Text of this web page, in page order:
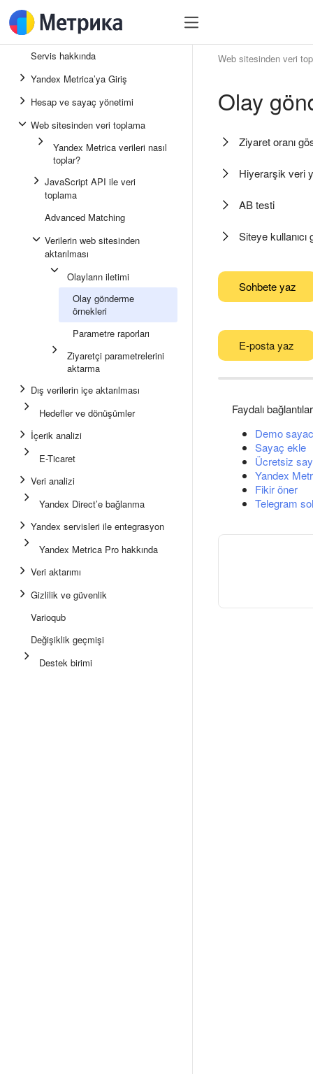
Servis hakkında
Yandex Metrica’ya Giriş
Hesap ve sayaç yönetimi
Web sitesinden veri toplama
Yandex Metrica verileri nasıl
toplar?
JavaScript API ile veri
toplama
Advanced Matching
Verilerin web sitesinden
aktarılması
Olayların iletimi
Olay gönderme
örnekleri
Parametre raporları
Ziyaretçi parametrelerini
aktarma
Dış verilerin içe aktarılması
Hedefler ve dönüşümler
İçerik analizi
E-Ticaret
Veri analizi
Yandex Direct’e bağlanma
Yandex servisleri ile entegrasyon
Yandex Metrica Pro hakkında
Veri aktarımı
Gizlilik ve güvenlik
Varioqub
Değişiklik geçmişi
Destek birimi
Web sitesinden veri
Olay
Ziyaret oranı
Hiyerarşik veri
AB testi
Siteye
Sohbete yaz
E-posta yaz
Faydalı bağlantılar
Demo
Sayaç ekle
Ücretsiz
Yandex
Fikir öner
Telegram